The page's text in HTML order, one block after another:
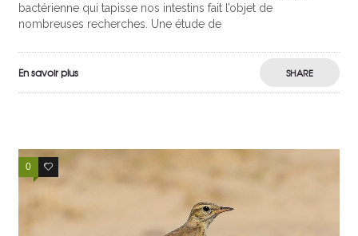
bactérienne qui tapisse nos intestins fait l’objet de
nombreuses recherches. Une étude de
En savoir plus SHARE
0 3